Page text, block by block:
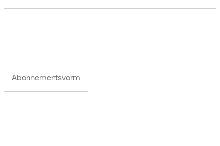
Abonnementsvorm